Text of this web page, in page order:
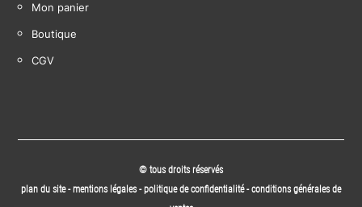
Mon panier
Boutique
CGV
© tous droits réservés
plan du site-mentions légales -politique de confidentialité-conditions générales de